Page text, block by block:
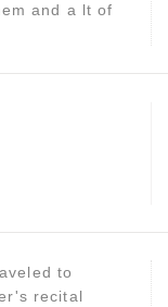
and a lt of
to
recital